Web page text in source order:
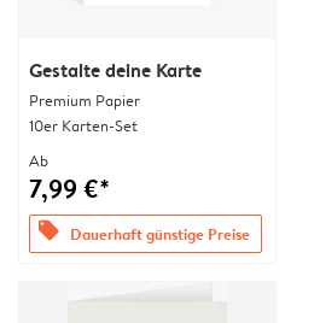
Gestalte deine Karte
Premium Papier
10er Karten-Set
Ab
7,99 €*
offers Dauerhaft günstige Preise